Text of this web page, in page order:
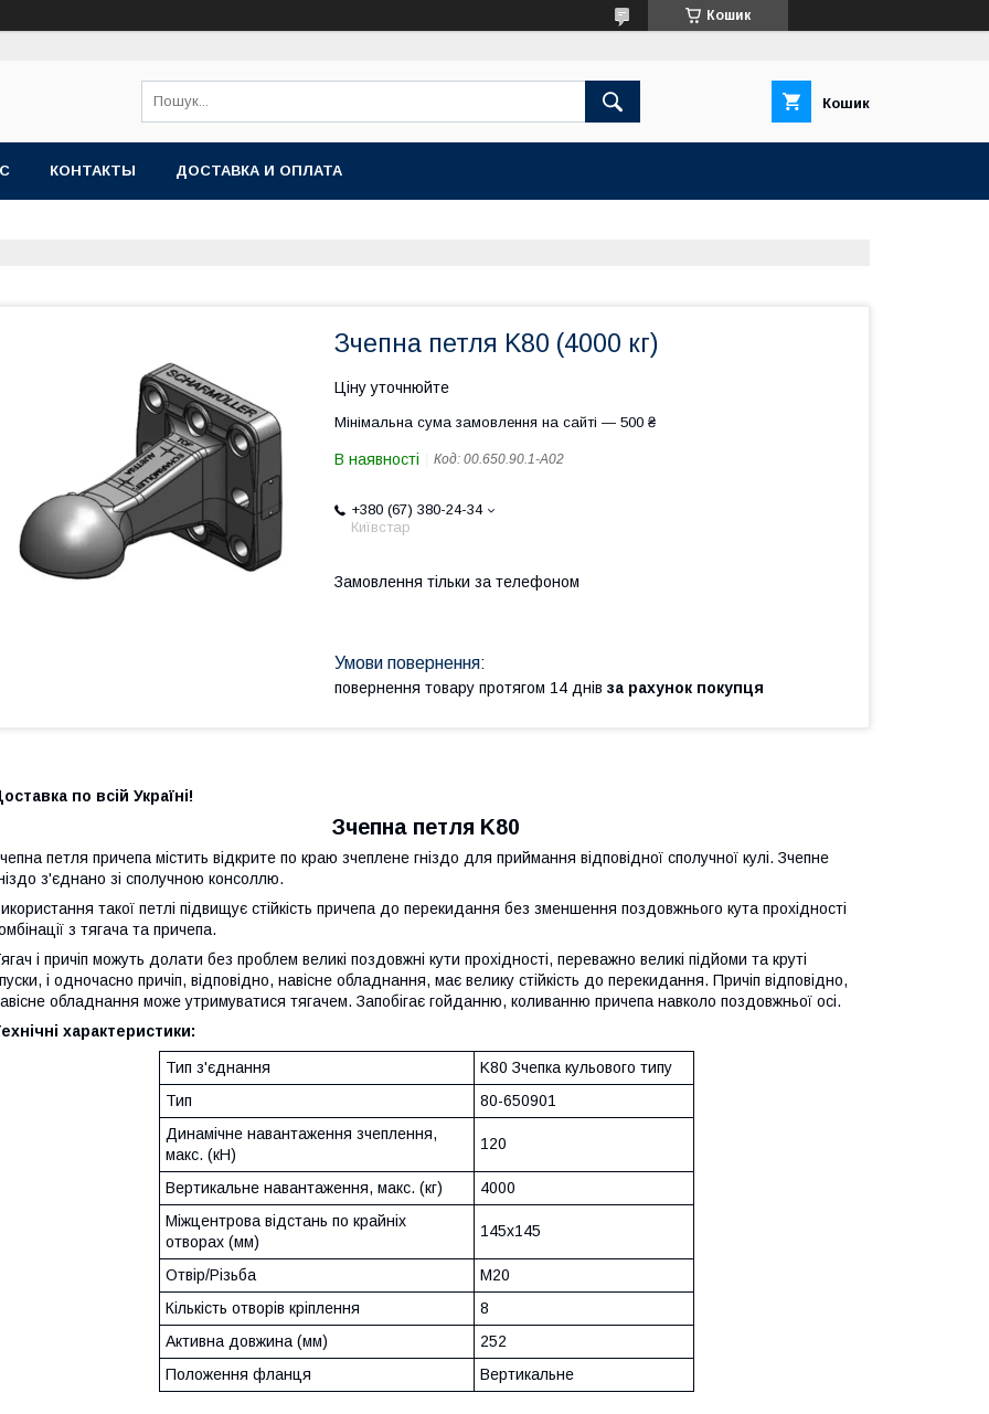
Кошик
Кошик
КОНТАКТЫ ДОСТАВКА И ОПЛАТА
Зчепна петля K80 (4000 кг)
Ціну уточнюйте
Мінімальна сума замовлення на сайті — 500 ₴
В наявності Код: 00.650.90.1-A02
+380 (67) 380-24-34
Київстар
Замовлення тільки за телефоном
повернення товару протягом 14 днів за рахунок покупця
по всій Україні!
Зчепна петля K80
петля причепа містить відкрите по краю зчеплене гніздо для приймання відповідної сполучної кулі. Зчепне
з'єднано зі сполучною консоллю.
такої петлі підвищує стійкість причепа до перекидання без зменшення поздовжнього кута прохідності
з тягача та причепа.
і причіп можуть долати без проблем великі поздовжні кути прохідності, переважно великі підйоми та круті
і одночасно причіп, відповідно, навісне обладнання, має велику стійкість до перекидання. Причіп відповідно,
обладнання може утримуватися тягачем. Запобігає гойданню, коливанню причепа навколо поздовжньої осі.
характеристики:
Тип з'єднання
K80 Зчепка кульового типу
Тип
80-650901
Динамічне навантаження зчеплення,
макс. (кН)
120
Вертикальне навантаження, макс. (кг)
4000
Міжцентрова відстань по крайніх
отворах (мм)
145x145
Отвір/Різьба
M20
Кількість отворів кріплення
8
Активна довжина (мм)
252
Положення фланця
Вертикальне